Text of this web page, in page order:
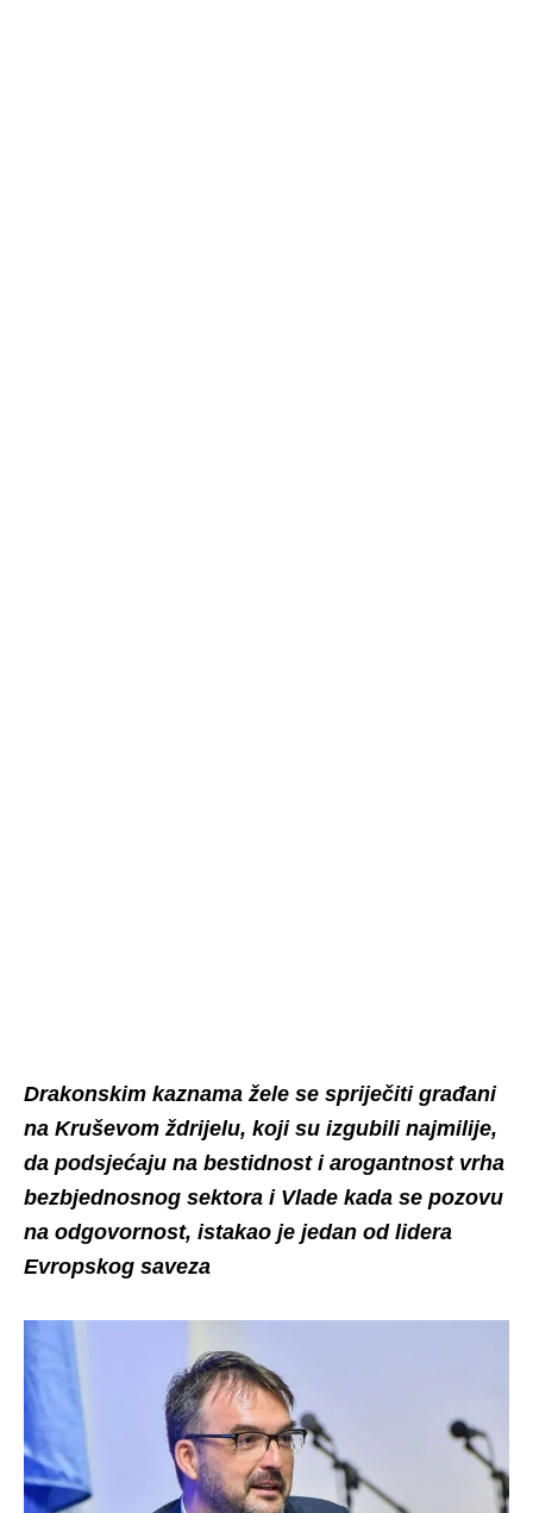
Drakonskim kaznama žele se spriječiti građani
na Kruševom ždrijelu, koji su izgubili najmilije,
da podsjećaju na bestidnost i arogantnost vrha
bezbjednosnog sektora i Vlade kada se pozovu
na odgovornost, istakao je jedan od lidera
Evropskog saveza